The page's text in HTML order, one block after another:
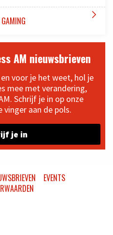
GAMING 
AM nieuwsbrieven
voor je het weet, hol je
mee met verandering,
Schrijf je in op onze
vinger aan de pols.
je in
EVENTS